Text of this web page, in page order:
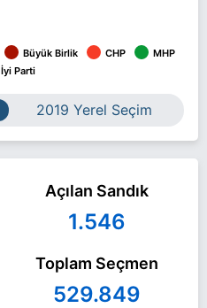
Büyük Birlik CHP
MHP
İyi Parti
2019 Yerel Seçim
Açılan Sandık
1.546
Toplam Seçmen
529.849